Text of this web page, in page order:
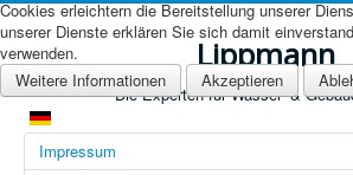
Lippmann
Die Experten für Wasser- &
Impressum
Cookies erleichtern die Bereitstellung unserer
unserer Dienste erklären Sie sich damit
verwenden.
Weitere Informationen
Akzeptieren